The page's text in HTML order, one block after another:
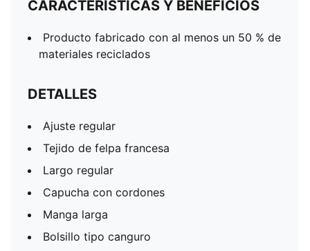
CARACTERÍSTICAS Y BENEFICIOS
Producto fabricado con al menos un 50 % de
materiales reciclados
DETALLES
Ajuste regular
Tejido de felpa francesa
Largo regular
Capucha con cordones
Manga larga
Bolsillo tipo canguro